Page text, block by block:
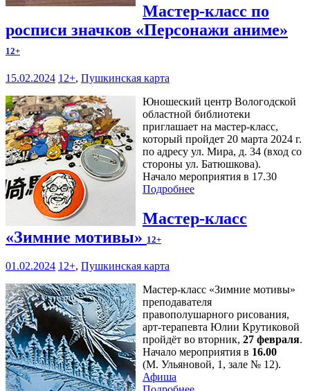
Мастер-класс по
росписи значков «Персонажи аниме»
12+
15.02.2024 12+, Пушкинская карта
Юношеский центр Вологодской
областной библиотеки
приглашает на мастер-класс,
который пройдет 20 марта 2024 г.
по адресу ул. Мира, д. 34 (вход со
стороны ул. Батюшкова).
Начало мероприятия в 17.30
Подробнее
Мастер-класс
«Зимние мотивы» 12+
01.02.2024 12+, Пушкинская карта
Мастер-класс «Зимние мотивы»
преподавателя
правополушарного рисования,
арт-терапевта Юлии Крутиковой
пройдёт во вторник, 27 февраля.
Начало мероприятия в 16.00
(М. Ульяновой, 1, зале № 12).
Афиша